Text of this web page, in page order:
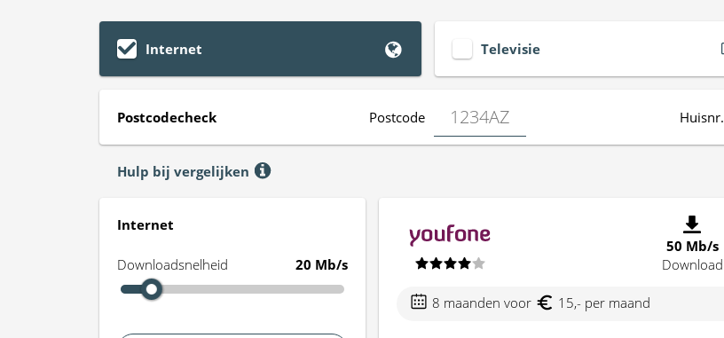
Internet Televisie
Postcodecheck Postcode Huisnr.
Hulp bij vergelijken
Internet
Downloadsnelheid 20 Mb/s
50 Mb/s
Download
8 maanden voor 15,- per maand